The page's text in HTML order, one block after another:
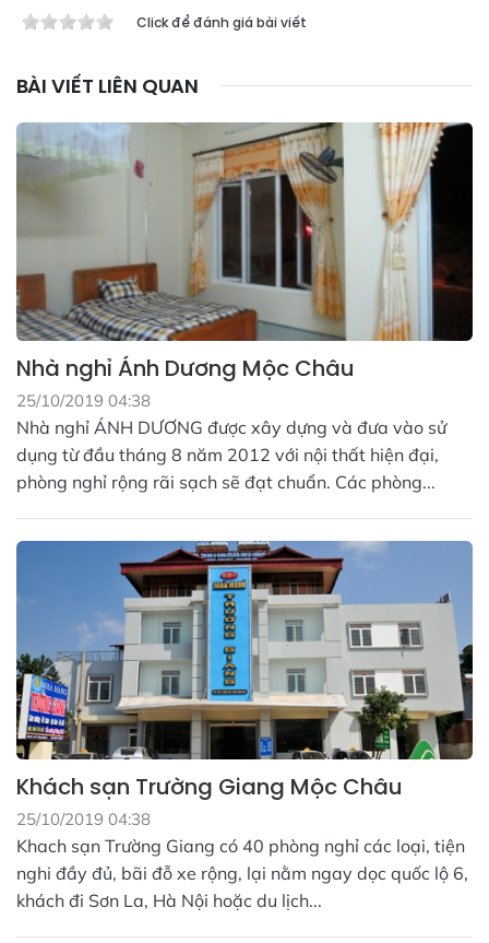
Click để đánh giá bài viết
BÀI VIẾT LIÊN QUAN
Nhà nghỉ Ánh Dương Mộc Châu
25/10/2019 04:38
Nhà nghỉ ÁNH DƯƠNG được xây dựng và đưa vào sử
dụng từ đầu tháng 8 năm 2012 với nội thất hiện đại,
phòng nghỉ rộng rãi sạch sẽ đạt chuẩn. Các phòng...
Khách sạn Trường Giang Mộc Châu
25/10/2019 04:38
Khach sạn Trường Giang có 40 phòng nghỉ các loại, tiện
nghi đầy đủ, bãi đỗ xe rộng, lại nằm ngay dọc quốc lộ 6,
khách đi Sơn La, Hà Nội hoặc du lịch...